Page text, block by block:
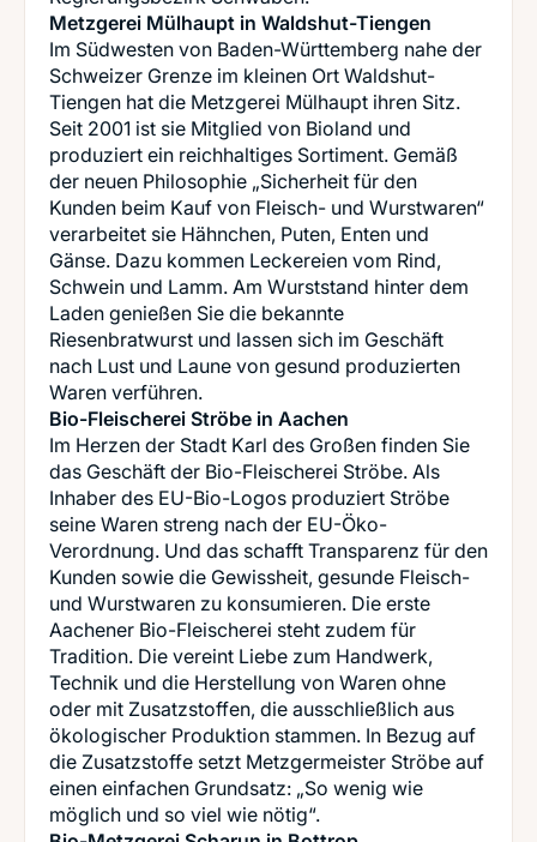
Metzgerei Mülhaupt in Waldshut-Tiengen
Im Südwesten von Baden-Württemberg nahe der
Schweizer Grenze im kleinen Ort Waldshut-
Tiengen hat die Metzgerei Mülhaupt ihren Sitz.
Seit 2001 ist sie Mitglied von Bioland und
produziert ein reichhaltiges Sortiment. Gemäß
der neuen Philosophie „Sicherheit für den
Kunden beim Kauf von Fleisch- und Wurstwaren“
verarbeitet sie Hähnchen, Puten, Enten und
Gänse. Dazu kommen Leckereien vom Rind,
Schwein und Lamm. Am Wurststand hinter dem
Laden genießen Sie die bekannte
Riesenbratwurst und lassen sich im Geschäft
nach Lust und Laune von gesund produzierten
Bio-Fleischerei Ströbe in Aachen
Im Herzen der Stadt Karl des Großen finden Sie
das Geschäft der Bio-Fleischerei Ströbe. Als
Inhaber des EU-Bio-Logos produziert Ströbe
seine Waren streng nach der EU-Öko-
Verordnung. Und das schafft Transparenz für den
Kunden sowie die Gewissheit, gesunde Fleisch-
und Wurstwaren zu konsumieren. Die erste
Aachener Bio-Fleischerei steht zudem für
Tradition. Die vereint Liebe zum Handwerk,
Technik und die Herstellung von Waren ohne
oder mit Zusatzstoffen, die ausschließlich aus
ökologischer Produktion stammen. In Bezug auf
die Zusatzstoffe setzt Metzgermeister Ströbe auf
einen einfachen Grundsatz: „So wenig wie